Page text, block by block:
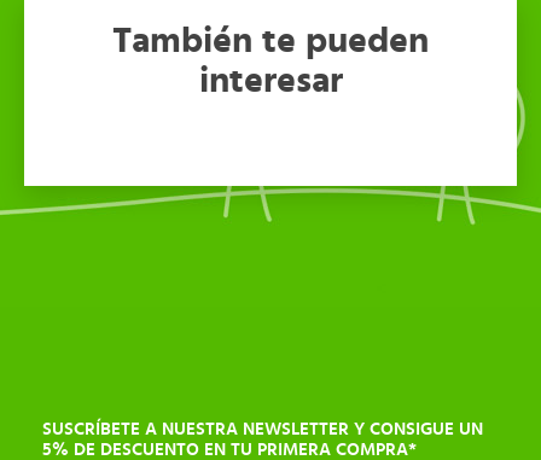
También te pueden
interesar
SUSCRÍBETE A NUESTRA NEWSLETTER Y CONSIGUE UN
5% DE DESCUENTO EN TU PRIMERA COMPRA*